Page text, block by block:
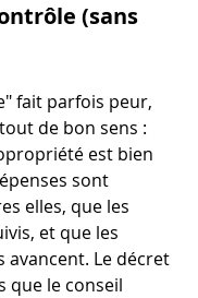
(sans
fait parfois peur,
de bon sens :
est bien
sont
elles, que les
et que les
avancent. Le décret
que le conseil